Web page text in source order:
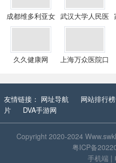
成都维多利亚女
子医院
武汉大学人民医
院
久久健康网
上海万众医院口
友情链接： 网址导航 网站排行榜
片
DVA手游网
Copyright 2020-2024
粤ICP备
手机端 |